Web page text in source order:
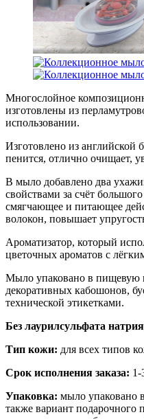
Многослойное
изготовлены из
использовании.
Изготовлено из
пенится, отлично очищает,
В мыло добавлено два
свойствами за счёт
смягчающее и питающее
волокон, повышает
Ароматизатор, который
цветочных ароматов с
Мыло упаковано в пищевую
декоративных кабошонов,
технической этикетками.
Без лаурилсульфата
Тип кожи: для всех типов
Срок исполнения заказа: 1-
Упаковка: мыло упаковано
также вариант подарочного